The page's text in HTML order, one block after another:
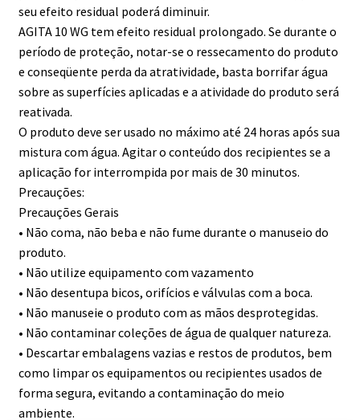
seu efeito residual poderá diminuir.
AGITA 10 WG tem efeito residual prolongado. Se durante o
período de proteção, notar-se o ressecamento do produto
e conseqüente perda da atratividade, basta borrifar água
sobre as superfícies aplicadas e a atividade do produto será
reativada.
O produto deve ser usado no máximo até 24 horas após sua
mistura com água. Agitar o conteúdo dos recipientes se a
aplicação for interrompida por mais de 30 minutos.
Precauções:
Precauções Gerais
• Não coma, não beba e não fume durante o manuseio do
produto.
• Não utilize equipamento com vazamento
• Não desentupa bicos, orifícios e válvulas com a boca.
• Não manuseie o produto com as mãos desprotegidas.
• Não contaminar coleções de água de qualquer natureza.
• Descartar embalagens vazias e restos de produtos, bem
como limpar os equipamentos ou recipientes usados de
forma segura, evitando a contaminação do meio
ambiente.